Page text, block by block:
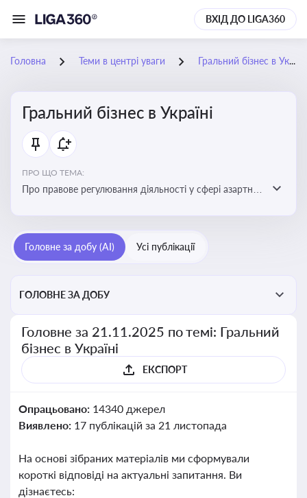
ВХІД ДО LIGA360
Головна Теми в центрі уваги Гральний бізнес в Україні
Гральний бізнес в Україні
ПРО ЩО ТЕМА:
Про правове регулювання діяльності у сфері азартних
реальні кейси
Головне за добу (AI) Усі публікації
ГОЛОВНЕ ЗА ДОБУ
Головне за 21.11.2025 по темі: Гральний
бізнес в Україні
ЕКСПОРТ
Опрацьовано: 14340 джерел
Виявлено: 17 публікацій за 21 листопада
На основі зібраних матеріалів ми сформували
короткі відповіді на актуальні запитання. Ви
дізнаєтесь: